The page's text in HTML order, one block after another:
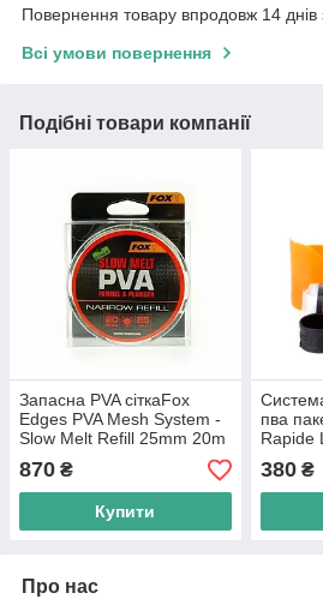
Повернення товару впродовж 14 днів
Всі умови повернення
Подібні товари компанії
Запасна PVA сіткаFox
Edges PVA Mesh System -
Slow Melt Refill 25mm 20m
870 ₴
Купити
пва
Rapide
System
380₴
Про нас